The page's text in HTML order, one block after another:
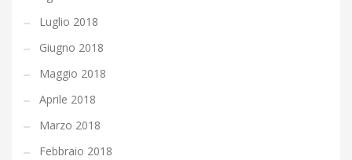
Luglio 2018
Giugno 2018
Maggio 2018
Aprile 2018
Marzo 2018
Febbraio 2018